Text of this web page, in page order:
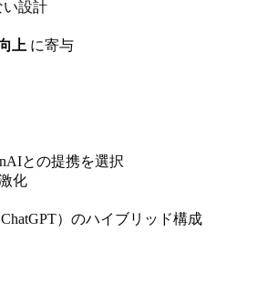
い設計
上 に寄与
との提携を選択
化
）のハイブリッド構成